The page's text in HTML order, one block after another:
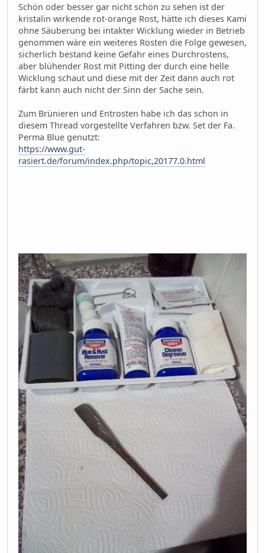
Schön oder besser gar nicht schön zu sehen ist der
kristalin wirkende rot-orange Rost, hätte ich dieses Kami
ohne Säuberung bei intakter Wicklung wieder in Betrieb
genommen wäre ein weiteres Rosten die Folge gewesen,
sicherlich bestand keine Gefahr eines Durchrostens,
aber blühender Rost mit Pitting der durch eine helle
Wicklung schaut und diese mit der Zeit dann auch rot
färbt kann auch nicht der Sinn der Sache sein.
Zum Brünieren und Entrosten habe ich das schon in
diesem Thread vorgestellte Verfahren bzw. Set der Fa.
Perma Blue genutzt:
https://www.gut-
rasiert.de/forum/index.php/topic,20177.0.html